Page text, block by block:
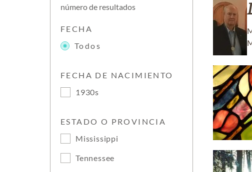
número de resultados
FECHA
Todos
FECHA DE NACIMIENTO
1930s
ESTADO O PROVINCIA
Mississippi
Tennessee